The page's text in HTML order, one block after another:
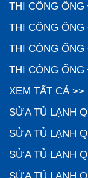
THI CÔNG
THI CÔNG
THI CÔNG
THI CÔNG
XEM TẤT CẢ >>
SỬA TỦ LẠNH
SỬA TỦ LẠNH
SỬA TỦ LẠNH